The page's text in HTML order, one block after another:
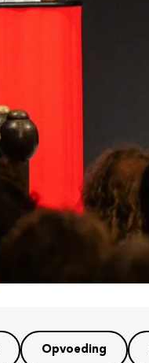
Opvoeding